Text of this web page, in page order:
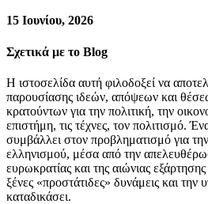
15 Ιουνίου, 2026
Σχετικά με το Blog
Η ιστοσελίδα αυτή φιλοδοξεί να
παρουσίασης ιδεών, απόψεων και
κρατούντων για την πολιτική, την
επιστήμη, τις τέχνες, τον πολιτισμό.
συμβάλλει στον προβληματισμό για
ελληνισμού, μέσα από την
ευρωκρατίας και της αιώνιας
ξένες «προστάτιδες» δυνάμεις και την
καταδικάσει.